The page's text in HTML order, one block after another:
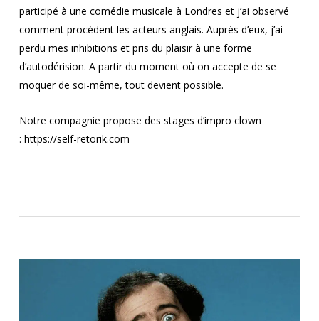
participé à une comédie musicale à Londres et j’ai observé
comment procèdent les acteurs anglais. Auprès d’eux, j’ai
perdu mes inhibitions et pris du plaisir à une forme
d’autodérision. A partir du moment où on accepte de se
moquer de soi-même, tout devient possible.
Notre compagnie propose des stages d’impro clown
: https://self-retorik.com